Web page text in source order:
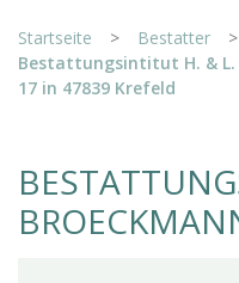
Startseite > Bestatter >
Bestattungsintitut H. &
17 in 47839 Krefeld